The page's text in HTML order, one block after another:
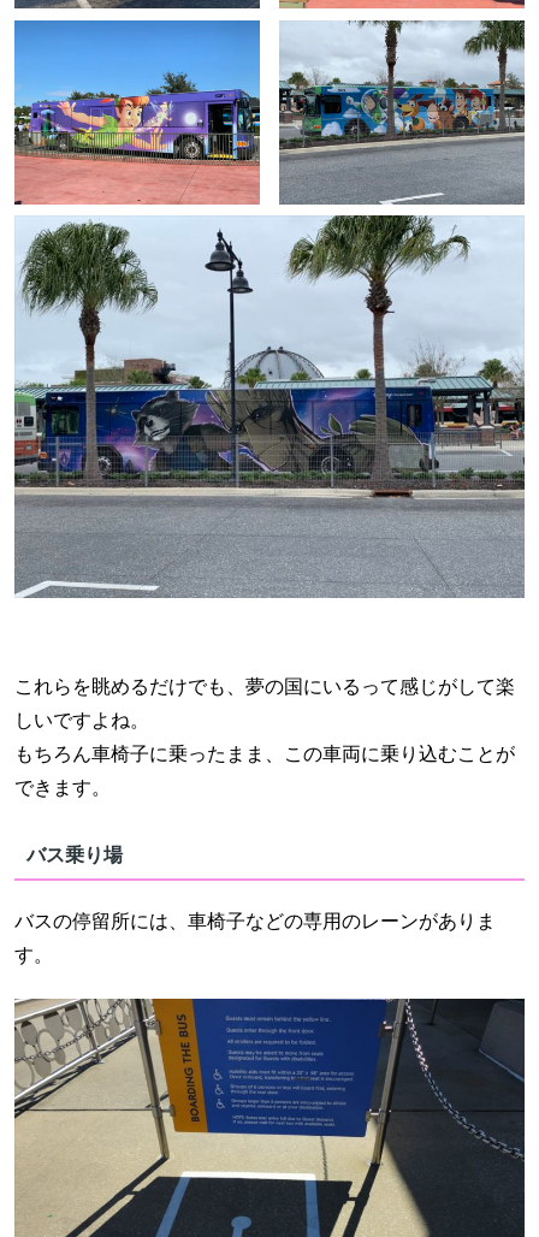
これらを眺めるだけでも、夢の国にいるって感じがして楽
しいですよね。
もちろん車椅子に乗ったまま、この車両に乗り込むことが
できます。
バス乗り場
バスの停留所には、車椅子などの専用のレーンがありま
す。